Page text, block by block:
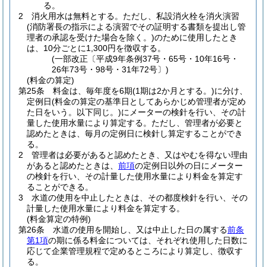
る。
2
消火用水は無料とする。 ただし、私設消火栓を消火演習
(消防署長の指示による演習でその証明する書類を提出し管
理者の承認を受けた場合を除く。)のために使用したとき
は、10分ごとに1,300円を徴収する。
(一部改正〔平成9年条例37号・65号・10年16号・
26年73号・98号・31年72号〕)
(料金の算定)
第25条
料金は、毎年度を6期(1期は2か月とする。)に分け、
定例日(料金の算定の基準日としてあらかじめ管理者が定め
た日をいう。以下同じ。)にメーターの検針を行い、その計
量した使用水量により算定する。 ただし、管理者が必要と
認めたときは、毎月の定例日に検針し算定することができ
る。
2
管理者は必要があると認めたとき、又はやむを得ない理由
があると認めたときは、 前項の定例日以外の日にメーター
の検針を行い、その計量した使用水量により料金を算定す
ることができる。
3
水道の使用を中止したときは、その都度検針を行い、その
計量した使用水量により料金を算定する。
(料金算定の特例)
第26条
水道の使用を開始し、又は中止した日の属する前条
第1項の期に係る料金については、それぞれ使用した日数に
応じて企業管理規程で定めるところにより算定し、徴収す
る。